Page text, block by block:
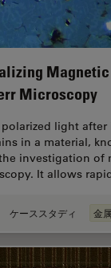
Microscopy
light
in a material,
investigation of
It allows
ケーススタディ 金